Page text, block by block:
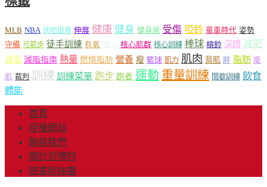
MLB NBA 伏地挺身 伸展 健康 健身 健身房 受傷 啞鈴 單車時代 姿勢
守備 弓箭步 徒手訓練 有氧 核心 核心肌群 核心訓練 棒球 槓鈴 深蹲 減肥
減脂 減脂指南 熱量 燃燒脂肪 營養 瘦 籃球 肌力 肌肉 背肌 胖 脂肪 腹
肌 裁判 訓練 訓練菜單 跑步 跑者 運動 重量訓練 間歇訓練 飲食
體能
首頁
授權網站
聯絡我們
關於司博特
臉書粉絲團